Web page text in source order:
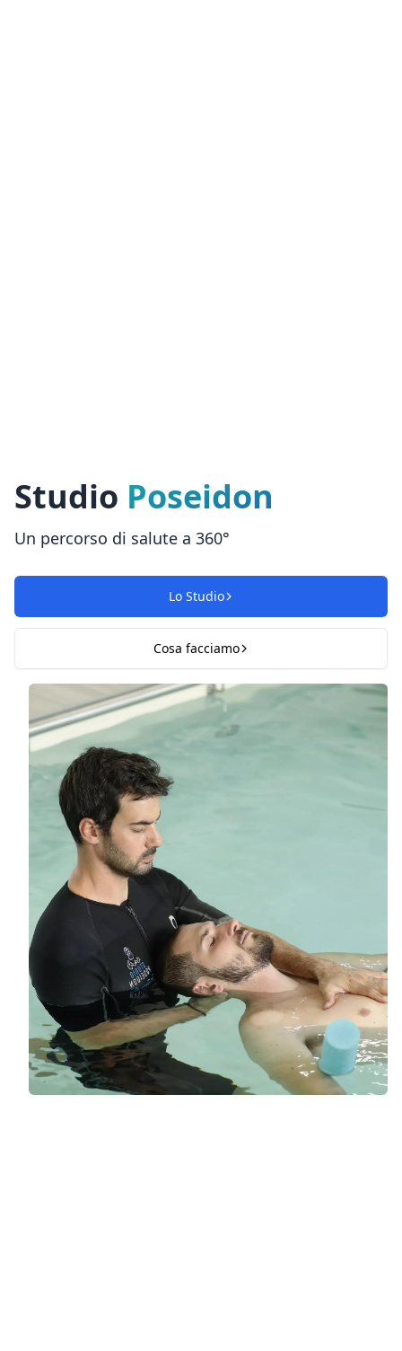
Studio Poseidon
Un percorso di salute a 360°
Lo Studio
Cosa facciamo